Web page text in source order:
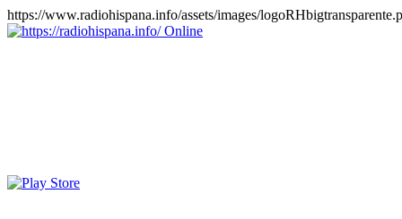
https://www.radiohispana.info/assets/images/
Online